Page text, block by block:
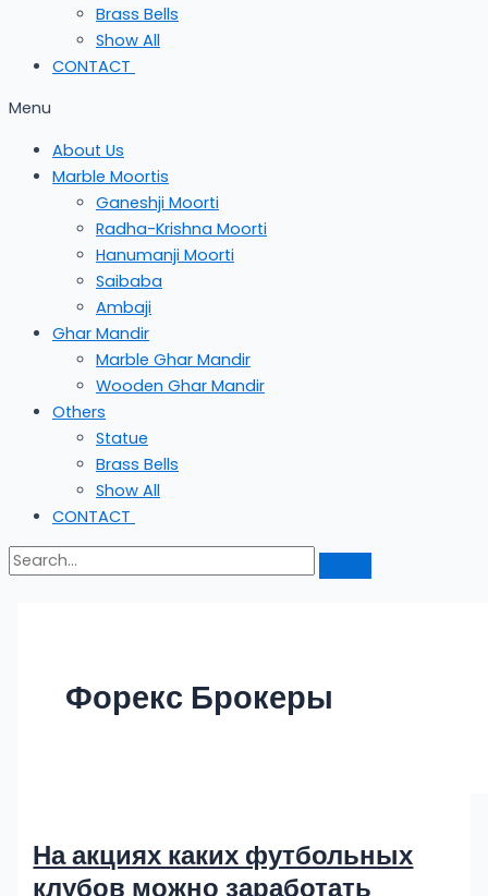
Brass Bells
Show All
CONTACT
Menu
About Us
Marble Moortis
Ganeshji Moorti
Radha-Krishna Moorti
Hanumanji Moorti
Saibaba
Ambaji
Ghar Mandir
Marble Ghar Mandir
Wooden Ghar Mandir
Others
Statue
Brass Bells
Show All
CONTACT
Форекс Брокеры
На акциях каких футбольных
клубов можно заработать